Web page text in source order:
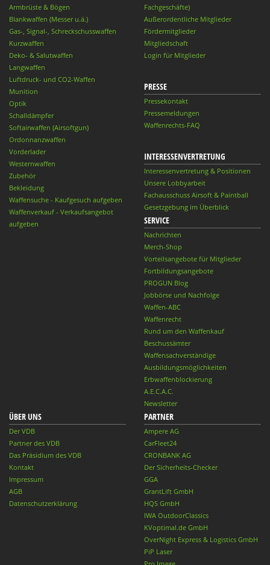
Armbrüste & Bögen
Blankwaffen (Messer u.ä.)
Gas-, Signal-, Schreckschusswaffen
Kurzwaffen
Deko- & Salutwaffen
Langwaffen
Luftdruck- und CO2-Waffen
Munition
Optik
Schalldämpfer
Softairwaffen (Airsoftgun)
Ordonnanzwaffen
Vorderlader
Westernwaffen
Zubehör
Bekleidung
Waffensuche - Kaufgesuch aufgeben
Waffenverkauf - Verkaufsangebot
aufgeben
Fachgeschäfte)
Außerordentliche Mitglieder
Fördermitglieder
Mitgliedschaft
Login für Mitglieder
PRESSE
Pressekontakt
Pressemeldungen
Waffenrechts-FAQ
INTERESSENVERTRETUNG
Interessenvertretung & Positionen
Unsere Lobbyarbeit
Fachausschuss Airsoft & Paintball
Gesetzgebung im Überblick
SERVICE
Nachrichten
Merch-Shop
Vorteilsangebote für Mitglieder
Fortbildungsangebote
PROGUN Blog
Jobbörse und Nachfolge
Waffen-ABC
Waffenrecht
Rund um den Waffenkauf
Beschussämter
Waffensachverständige
Ausbildungsmöglichkeiten
Erbwaffenblockierung
A.E.C.A.C.
Newsletter
ÜBER UNS
Der VDB
Partner des VDB
Das Präsidium des VDB
Kontakt
Impressum
AGB
Datenschutzerklärung
PARTNER
Ampere AG
CarFleet24
CRONBANK AG
Der Sicherheits-Checker
GGA
GrantLift GmbH
HQS GmbH
IWA OutdoorClassics
KVoptimal.de GmbH
OverNight Express & Logistics GmbH
PiP Laser